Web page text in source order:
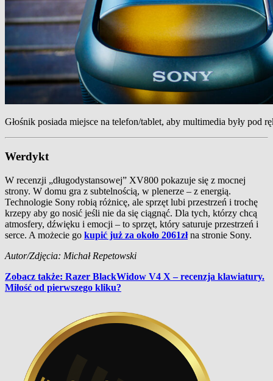
Głośnik posiada miejsce na telefon/tablet, aby multimedia były pod
Werdykt
W recenzji „długodystansowej” XV800 pokazuje się z mocnej
strony. W domu gra z subtelnością, w plenerze – z energią.
Technologie Sony robią różnicę, ale sprzęt lubi przestrzeń i trochę
krzepy aby go nosić jeśli nie da się ciągnąć. Dla tych, którzy chcą
atmosfery, dźwięku i emocji – to sprzęt, który saturuje przestrzeń i
serce. A możecie go kupić już za około 2061złna stronie Sony.
Autor/Zdjęcia: Michał Repetowski
Zobacz także: Razer BlackWidow V4 X – recenzja klawiatury.
Miłość od pierwszego kliku?